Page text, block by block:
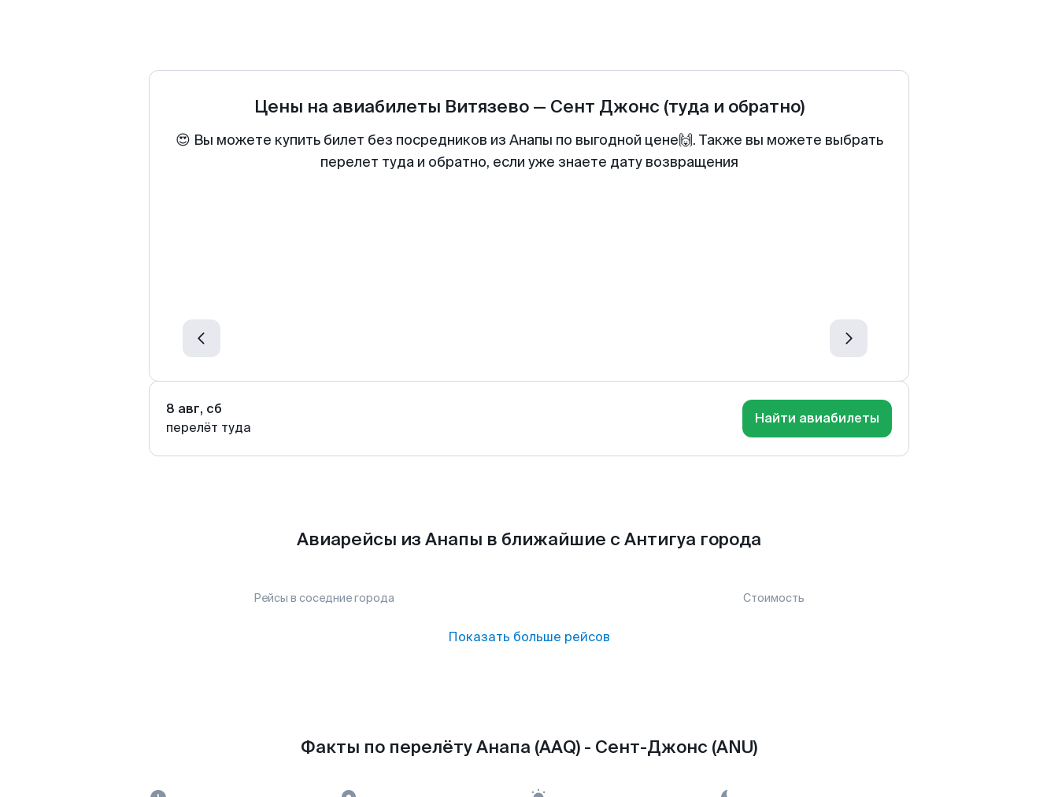
Цены на авиабилеты Витязево— Сент Джонс (туда и обратно)
😍 Вы можете купить билет без посредников из Анапы по выгодной цене🙌. Также вы можете выбрать
перелет туда и обратно, если уже знаете дату возвращения
8 авг, сб
перелёт туда
Найти авиабилеты
Авиарейсы из Анапы в ближайшие с Антигуа города
Рейсы в соседние города Стоимость
Показать больше рейсов
Факты по перелёту Анапа (AAQ) - Сент-Джонс (ANU)